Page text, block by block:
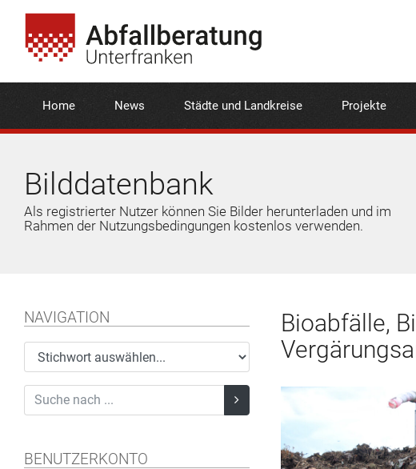
Home News Städte und Landkreise Projekte
Bilddatenbank
Als registrierter Nutzer können Sie Bilder herunterladen und im
Rahmen der Nutzungsbedingungen kostenlos verwenden.
NAVIGATION
BENUTZERKONTO
Bioabfälle,